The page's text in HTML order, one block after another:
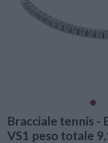
Bracciale tennis -
VS1 peso totale